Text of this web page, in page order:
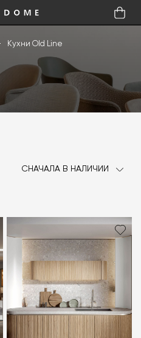
Кухни Old Line
СНАЧАЛА В НАЛИЧИИ